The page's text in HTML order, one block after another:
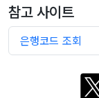
참고 사이트
은행코드 조회